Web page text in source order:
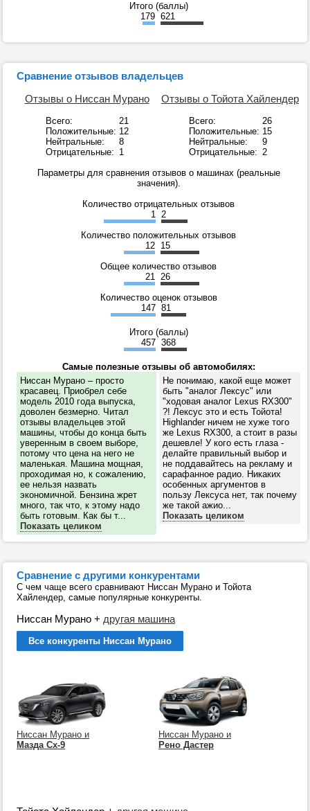
Итого (баллы)
179 621
Сравнение отзывов владельцев
Отзывы о Ниссан Мурано
Всего:
21
Положительные: 12
Нейтральные:
8
Отрицательные: 1
Отзывы о Тойота Хайлендер
Всего:
26
Положительные: 15
Нейтральные:
9
Отрицательные: 2
Параметры для сравнения отзывов о машинах (реальные
значения).
Количество отрицательных отзывов
1 2
Количество положительных отзывов
12 15
Общее количество отзывов
21 26
Количество оценок отзывов
147 81
Итого (баллы)
457 368
Самые полезные отзывы об автомобилях:
Ниссан Мурано – просто
красавец. Приобрел себе
модель 2010 года выпуска,
доволен безмерно. Читал
отзывы владельцев этой
машины, чтобы до конца быть
уверенным в своем выборе,
потому что цена на него не
маленькая. Машина мощная,
проходимая но, к сожалению,
ее нельзя назвать
экономичной. Бензина жрет
много, так что, к этому надо
быть готовым. Как бы т...
Показать целиком
Не понимаю, какой еще может
быть "аналог Лексус" или
"ходовая аналог Lexus RX300"
?! Лексус это и есть Тойота!
Highlander ничем не хуже того
же Lexus RX300, а стоит в разы
дешевле! У кого есть глаза -
делайте правильный выбор и
не поддавайтесь на рекламу и
сарафанное радио. Никаких
особенных аргументов в
пользу Лексуса нет, так почему
же такой ажио...
Показать целиком
Сравнение с другими конкурентами
С чем чаще всего сравнивают Ниссан Мурано и Тойота
Хайлендер, самые популярные конкуренты.
Ниссан Мурано + другая машина
Все конкуренты Ниссан Мурано
Ниссан Мурано и
Мазда Сх-9
Ниссан Мурано и
Рено Дастер